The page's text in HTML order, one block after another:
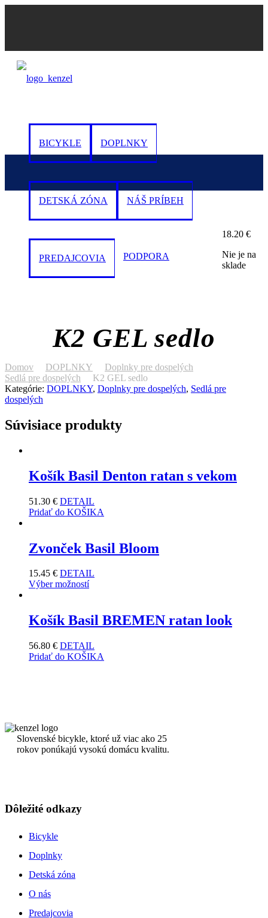
BICYKLE DOPLNKY
DETSKÁ ZÓNA NÁŠ PRÍBEH
PREDAJCOVIA PODPORA
K2 GEL sedlo
Domov DOPLNKY
Doplnky pre dospelých
Sedlá pre dospelých
K2 GEL sedlo
18.20 €
Nie je na
sklade
Kategórie: DOPLNKY, Doplnky pre dospelých, Sedlá pre
dospelých
Súvisiace produkty
Košík Basil Denton ratan s vekom
51.30 € DETAIL
Pridať do KOŠIKA
Zvonček Basil Bloom
15.45 € DETAIL
Výber možností
Košík Basil BREMEN ratan look
56.80 € DETAIL
Pridať do KOŠIKA
Slovenské bicykle, ktoré už viac ako 25
rokov ponúkajú vysokú domácu kvalitu.
Dôležité odkazy
Bicykle
Doplnky
Detská zóna
O nás
Predajcovia